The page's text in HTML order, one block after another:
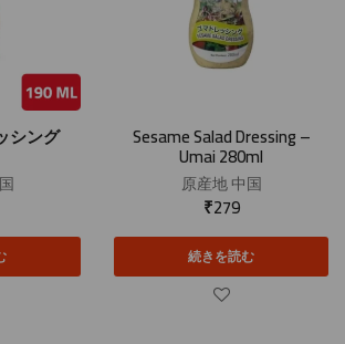
シング Sesame Salad Dressing –
Umai 280ml
原産地中国
₹279
続きを読む